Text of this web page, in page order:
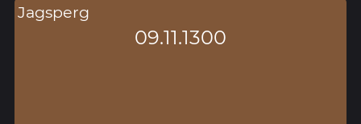
Jagsperg
09.11.1300